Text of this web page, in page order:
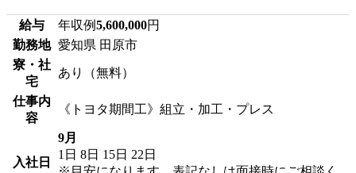
給与 年収例5,600,000円
勤務地 愛知県 田原市
寮・社
宅
あり（無料）
仕事内
容
《トヨタ期間工》組立・加工・プレス
入社日
9月
1日 8日 15日 22日